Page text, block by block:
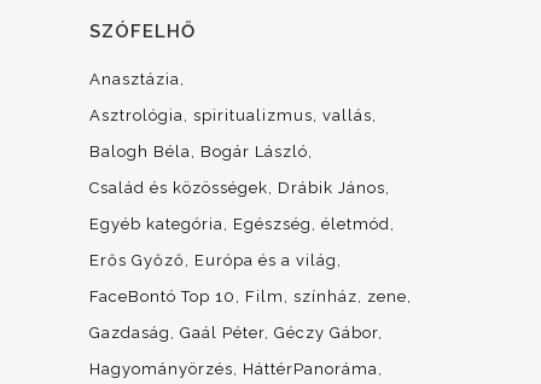
SZÓFELHŐ
Anasztázia
Asztrológia, spiritualizmus, vallás
Balogh Béla
Bogár László
Család és közösségek
Drábik János
Egyéb kategória
Egészség, életmód
Erős Győző
Európa és a világ
FaceBontó Top 10
Film, színház, zene
Gazdaság
Gaál Péter Géczy Gábor
Hagyományörzés
HáttérPanoráma